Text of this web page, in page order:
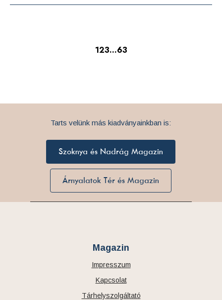
123…63
Tarts velünk más kiadványainkban is:
Szoknya és Nadrág Magazin
Árnyalatok Tér és Magazin
Magazin
Impresszum
Kapcsolat
Tárhelyszolgáltató